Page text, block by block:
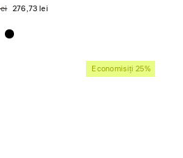
Preț
vânzare
276,73 lei
Economisiți 25%